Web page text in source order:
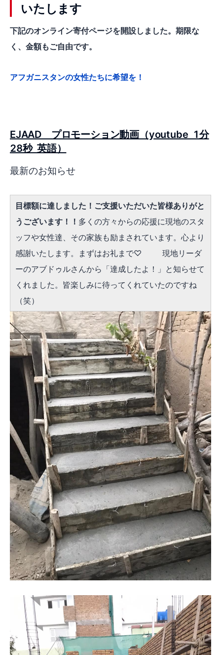
いたします
下記のオンライン寄付ページを開設しました。期限な
く、金額もご自由です。
アフガニスタンの女性たちに希望を！
EJAAD プロモーション動画（youtube 1分
28秒 英語）
最新のお知らせ
目標額に達しました！ご支援いただいた皆様ありがと
うございます！！ 多くの方々からの応援に現地のスタ
ッフや女性達、その家族も励まされています。心より
感謝いたします。まずはお礼まで♡ 現地リーダ
ーのアブドゥルさんから「達成したよ！」と知らせて
くれました。皆楽しみに待ってくれていたのですね
（笑）